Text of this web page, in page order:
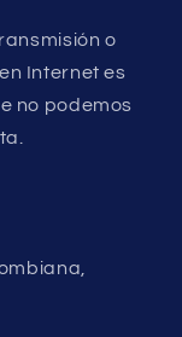
o
Internet es
no podemos